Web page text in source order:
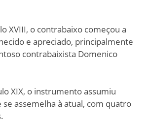
XVIII, o contrabaixo começou a
e apreciado, principalmente
contrabaixista Domenico
XIX, o instrumento assumiu
assemelha à atual, com quatro